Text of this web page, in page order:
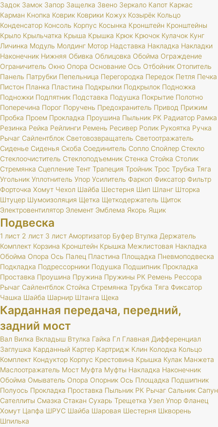
Задок Замок Запор Защелка Звено Зеркало Капот Каркас
Карман Кнопка Коврик Коврики Кожух Козырёк Кольцо
Конденсатор Консоль Корпус Косынка Кронштейн Кронштейны
Крыло Крыльчатка Крыша Крышка Крюк Крючок Кулачок Кунг
Личинка Модуль Молдинг Мотор Надставка Накладка Накладки
Наконечник Нижняя Обивка Облицовка Обойма Ограждение
Ограничитель Окно Опора Основание Ось Отбойник Отопитель
Панель Патрубки Пепельница Перегородка Передок Петля Печка
Пистон Планка Пластина Подкрылки Подкрылок Подножка
Подножки Подпятник Подставка Подушка Покрытие Полотно
Поперечина Порог Поручень Предохранитель Привод Прижим
Пробка Проем Прокладка Проушина Пыльник РК Радиатор Рамка
Резинка Рейка Рейлинги Ремень Ресивер Ролик Рукоятка Ручка
Рычаг Сайлентблок Световозвращатель Светоотражатель
Сиденье Сиденья Скоба Соединитель Сопло Спойлер Стекло
Стеклоочиститель Стеклоподъемник Стенка Стойка Столик
Стремянка Сцепление Тент Трапеция Тройник Трос Трубка Тяга
Угольник Уплотнитель Упор Усилитель Фаркоп Фиксатор Фильтр
Форточка Хомут Чехол Шайба Шестерня Шип Шланг Шторка
Штуцер Шумоизоляция Щетка Щеткодержатель Щиток
Электровентилятор Элемент Эмблема Якорь Ящик
Подвеска
1 лист 2 лист 3 лист Амортизатор Буфер Втулка Держатель
Комплект Корзина Кронштейн Крышка Межлистовая Накладка
Обойма Опора Ось Палец Пластина Площадка Пневмоподвеска
Подкладка Подрессорники Подушка Подшипник Прокладка
Проставка Проушина Пружина Пружины РК Ремень Рессора
Рычаг Сайлентблок Стойка Стремянка Трубка Тяга Фиксатор
Чашка Шайба Шарнир Штанга Щека
Карданная передача, передний,
задний мост
Вал Вилка Вкладыш Втулка Гайка Гл Главная Дифференциал
Заглушка Карданный Картер Картридж Клин Колодка Кольцо
Комплект Кондуктор Корпус Крестовина Крышка Кулак Манжета
Маслоотражатель Мост Муфта Муфты Накладка Наконечник
Обойма Омыватель Опора Опорник Ось Площадка Подшипник
Полуось Прокладка Проставка Пыльник РК Рычаг Сальник Сапун
Сателлиты Смазка Стакан Сухарь Трещетка Узел Упор Фланец
Хомут Цапфа ШРУС Шайба Шаровая Шестерня Шкворень
Шпилька